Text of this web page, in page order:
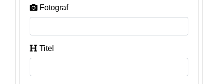
Fotograf
Titel